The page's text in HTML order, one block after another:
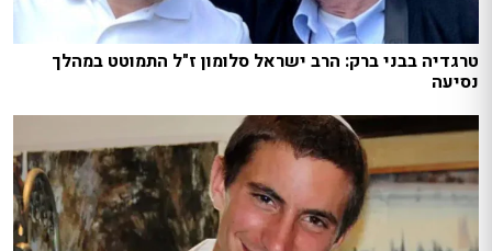
טרגדיה בבני ברק: הרב ישראל סלומון ז"ל התמוטט במהלך
נסיעה